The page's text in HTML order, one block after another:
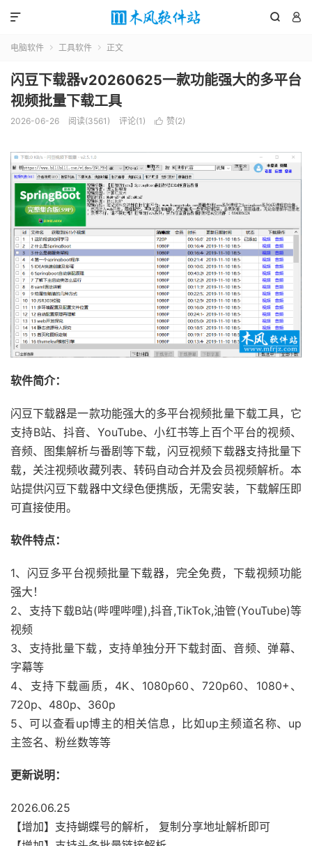
 

电脑软件  工具软件  正文
闪豆下载器v20260625一款功能强大的多平台
视频批量下载工具
2026-06-26 阅读(3561) 评论(1)  赞(2)
软件简介：
闪豆下载器是一款功能强大的多平台视频批量下载工具，它
支持B站、抖音、YouTube、小红书等上百个平台的视频、
音频、图集解析与番剧等下载，闪豆视频下载器支持批量下
载，关注视频收藏列表、转码自动合并及会员视频解析。本
站提供闪豆下载器中文绿色便携版，无需安装，下载解压即
可直接使用。
软件特点：
1、闪豆多平台视频批量下载器，完全免费，下载视频功能
强大！
2、支持下载B站(哔哩哔哩),抖音,TikTok,油管(YouTube)等
视频
3、支持批量下载，支持单独分开下载封面、音频、弹幕、
字幕等
4、支持下载画质，4K、1080p60、720p60、1080+、
720p、480p、360p
5、可以查看up博主的相关信息，比如up主频道名称、up
主签名、粉丝数等等
更新说明：
2026.06.25
【增加】支持蝴蝶号的解析， 复制分享地址解析即可